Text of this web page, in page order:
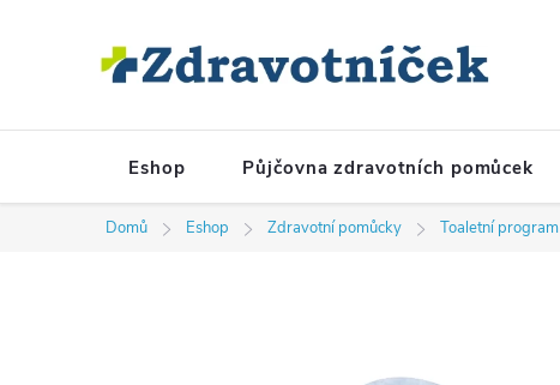
Eshop Půjčovna zdravotních pomůcek
Domů Eshop Zdravotní pomůcky Toaletní program